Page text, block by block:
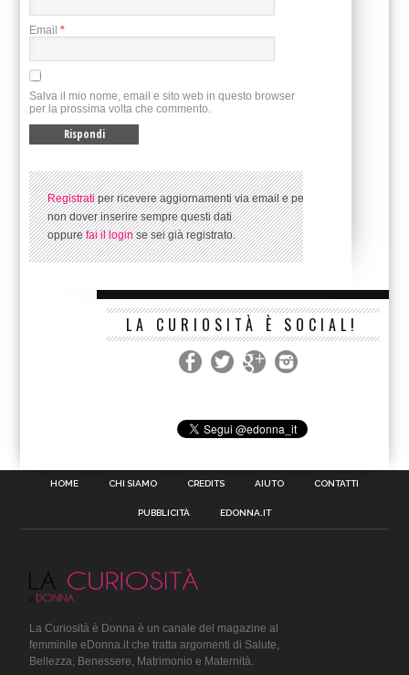
Email *
Salva il mio nome, email e sito web in questo browser
per la prossima volta che commento.
Registratiper ricevere aggiornamenti via email e per
non dover inserire sempre questi dati
oppurefai il loginse sei già registrato.
LA CURIOSITÀ È SOCIAL!
HOME CHI SIAMO CREDITS AIUTO CONTATTI
PUBBLICITÀ EDONNA.IT
La Curiosità è Donna è un canale del magazine al
femminile eDonna.it che tratta argomenti di Salute,
Bellezza, Benessere, Matrimonio e Maternità.